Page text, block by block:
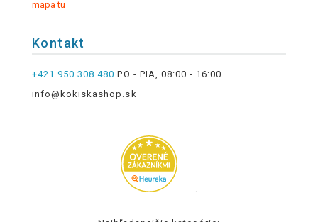
mapa tu
Kontakt
+421 950 308 480 PO - PIA, 08:00 - 16:00
info@kokiskashop.sk
.